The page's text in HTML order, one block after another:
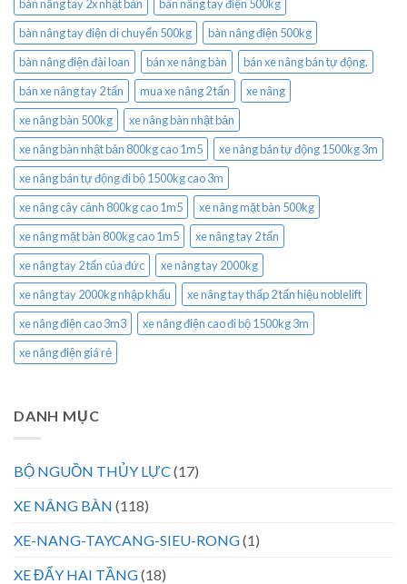
bàn nâng tay 2x nhật bản
bàn nâng tay điện 500kg
bàn nâng tay điện di chuyển 500kg
bàn nâng điện 500kg
bàn nâng điện đài loan
bán xe nâng bàn
bán xe nâng bán tự động.
bán xe nâng tay 2 tấn
mua xe nâng 2 tấn
xe nâng
xe nâng bàn 500kg
xe nâng bàn nhật bản
xe nâng bàn nhật bản 800kg cao 1m5
xe nâng bán tự động 1500kg 3m
xe nâng bán tự động đi bộ 1500kg cao 3m
xe nâng cây cảnh 800kg cao 1m5
xe nâng mặt bàn 500kg
xe nâng mặt bàn 800kg cao 1m5
xe nâng tay 2 tấn
xe nâng tay 2 tấn của đức
xe nâng tay 2000kg
xe nâng tay 2000kg nhập khẩu
xe nâng tay thấp 2 tấn hiệu noblelift
xe nâng điện cao 3m3
xe nâng điện cao đi bộ 1500kg 3m
xe nâng điện giá rẻ
DANH MỤC
BỘ NGUỒN THỦY LỰC (17)
XE NÂNG BÀN (118)
XE-NANG-TAYCANG-SIEU-RONG(1)
XE ĐẨY HAI TẦNG(18)